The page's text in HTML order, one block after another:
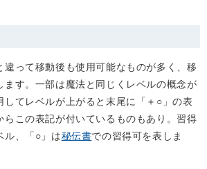
違って移動後も使用可能なものが多く、移
ます。一部は魔法と同じくレベルの概念が
してレベルが上がると末尾に「＋○」の表
らこの表記が付いているものもあり。習得
ル、「○」は秘伝書での習得可を表しま